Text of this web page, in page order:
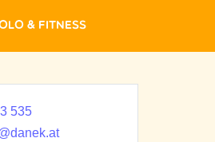
& Fitness
535